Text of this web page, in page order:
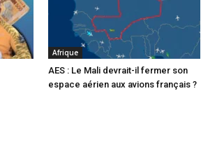
Afrique
AES : Le Mali devrait-il fermer son
espace aérien aux avions français ?